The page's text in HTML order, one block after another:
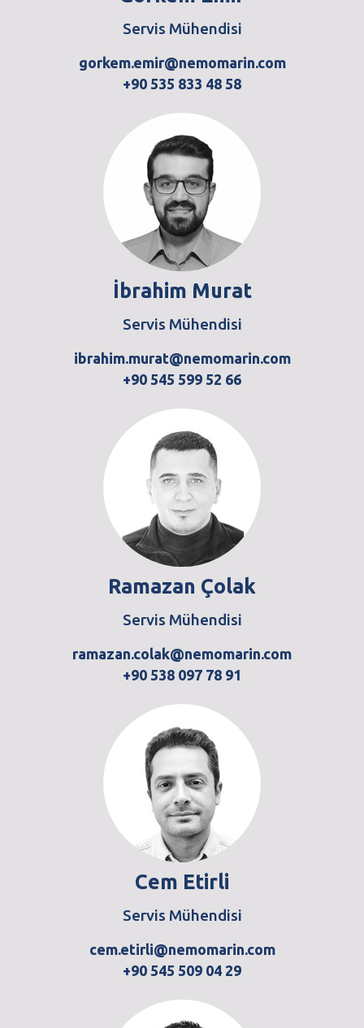
Servis Mühendisi
gorkem.emir@nemomarin.com
+90 535 833 48 58
İbrahim Murat
Servis Mühendisi
ibrahim.murat@nemomarin.com
+90 545 599 52 66
Ramazan Çolak
Servis Mühendisi
ramazan.colak@nemomarin.com
+90 538 097 78 91
Cem Etirli
Servis Mühendisi
cem.etirli@nemomarin.com
+90 545 509 04 29